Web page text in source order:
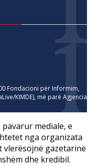
Fondacioni për Informim,
KIMDE), më parë Agjencia
mediale, e
nga organizata
vlerësojnë gazetarinë
dhe kredibil.